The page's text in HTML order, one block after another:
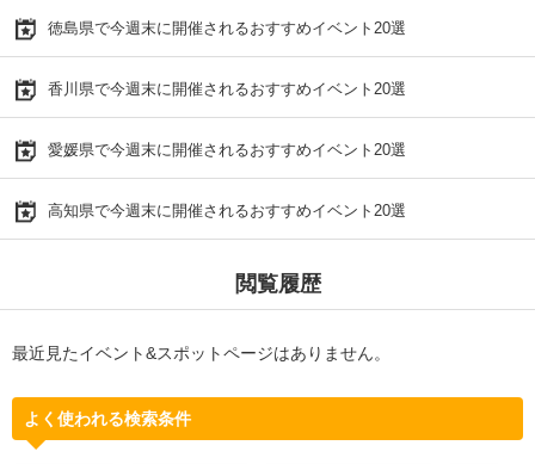
徳島県で今週末に開催されるおすすめイベント20選
香川県で今週末に開催されるおすすめイベント20選
愛媛県で今週末に開催されるおすすめイベント20選
高知県で今週末に開催されるおすすめイベント20選
閲覧履歴
最近見たイベント&スポットページはありません。
よく使われる検索条件